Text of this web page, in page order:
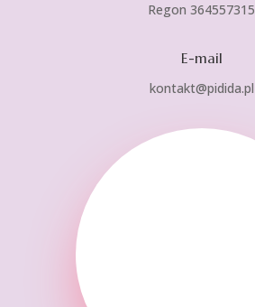
Regon 364557315
E-mail
kontakt@pidida.pl